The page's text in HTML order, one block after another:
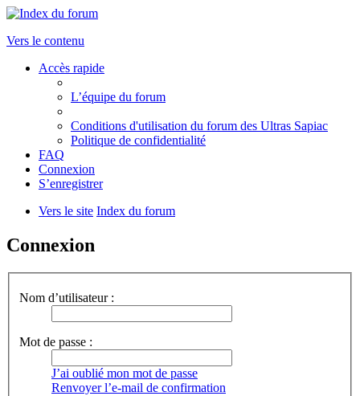
Vers le contenu
Accès rapide
L’équipe du forum
Conditions d'utilisation du forum des Ultras Sapiac
Politique de confidentialité
FAQ
Connexion
S’enregistrer
Vers le site Index du forum
Connexion
Nom d’utilisateur :
Mot de passe :
J’ai oublié mon mot de passe
Renvoyer l’e-mail de confirmation